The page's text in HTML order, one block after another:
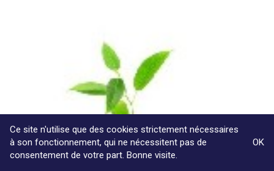
Ce site n'utilise que des cookies strictement nécessaires
à son fonctionnement, qui ne nécessitent pas de
consentement de votre part. Bonne visite.
OK